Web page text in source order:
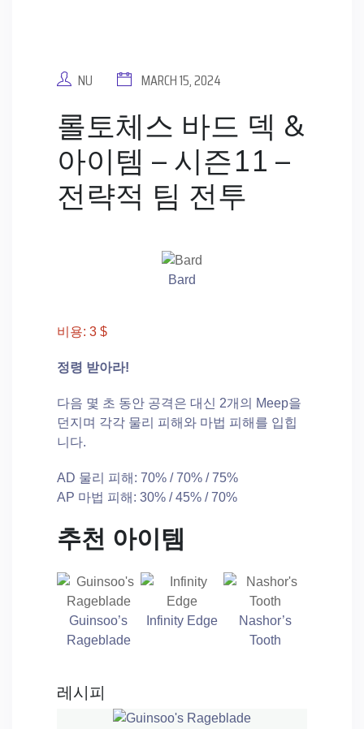
NU MARCH 15, 2024
롤토체스 바드 덱 &
아이템 – 시즌11 –
전략적 팀 전투
Bard
비용: 3 $
정령 받아라!
다음 몇 초 동안 공격은 대신 2개의 Meep을
던지며 각각 물리 피해와 마법 피해를 입힙
니다.
AD 물리 피해: 70% / 70% / 75%
AP 마법 피해: 30% / 45% / 70%
추천 아이템
Guinsoo’s
Rageblade
Infinity Edge
Nashor’s
Tooth
레시피